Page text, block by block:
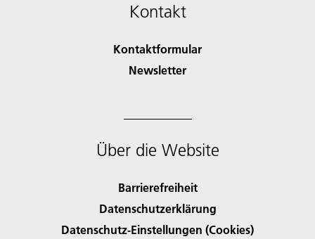
Kontakt
Kontaktformular
Newsletter
Über die Website
Barrierefreiheit
Datenschutzerklärung
Datenschutz-Einstellungen (Cookies)